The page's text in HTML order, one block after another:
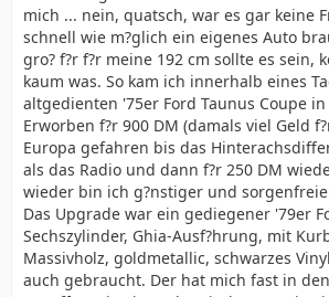
mich ... nein, quatsch, war es gar keine
schnell wie m?glich ein eigenes Auto
gro? f?r f?r meine 192 cm sollte es sein,
kaum was. So kam ich innerhalb eines
altgedienten '75er Ford Taunus Coupe
Erworben f?r 900 DM (damals viel Geld
Europa gefahren bis das
als das Radio und dann f?r 250 DM
wieder bin ich g?nstiger und
Das Upgrade war ein gediegener '79er
Sechszylinder, Ghia-Ausf?hrung, mit
Massivholz, goldmetallic, schwarzes
auch gebraucht. Der hat mich fast in